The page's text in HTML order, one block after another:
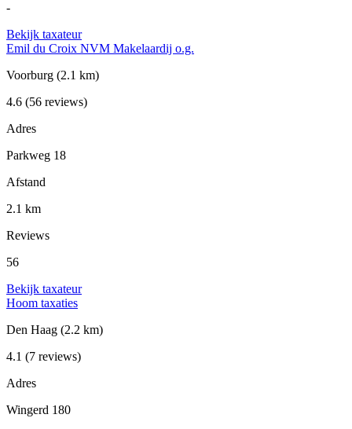
-
Bekijk taxateur
Emil du Croix NVM Makelaardij o.g.
Voorburg (2.1 km)
4.6 (56 reviews)
Adres
Parkweg 18
Afstand
2.1 km
Reviews
56
Bekijk taxateur
Hoom taxaties
Den Haag (2.2 km)
4.1 (7 reviews)
Adres
Wingerd 180